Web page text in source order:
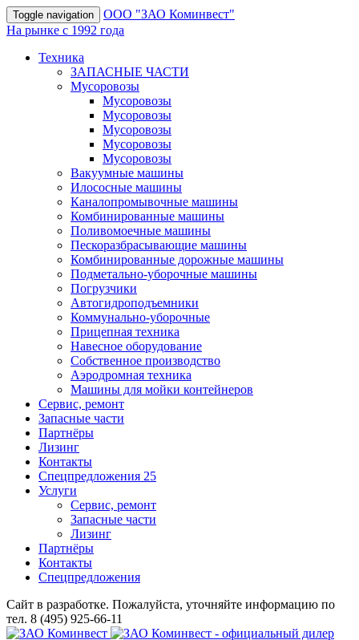
Toggle navigation
OOO "ЗАО Коминвест"
На рынке с 1992 года
Техника
ЗАПАСНЫЕ ЧАСТИ
Мусоровозы
Мусоровозы
Мусоровозы
Мусоровозы
Мусоровозы
Мусоровозы
Вакуумные машины
Илососные машины
Каналопромывочные машины
Комбинированные машины
Поливомоечные машины
Пескоразбрасывающие машины
Комбинированные дорожные машины
Подметально-уборочные машины
Погрузчики
Автогидроподъемники
Коммунально-уборочные
Прицепная техника
Навесное оборудование
Собственное производство
Аэродромная техника
Машины для мойки контейнеров
Сервис, ремонт
Запасные части
Партнёры
Лизинг
Контакты
Спецпредложения 25
Услуги
Сервис, ремонт
Запасные части
Лизинг
Партнёры
Контакты
Спецпредложения
Сайт в разработке. Пожалуйста, уточняйте информацию по
тел. 8 (495) 925-66-11